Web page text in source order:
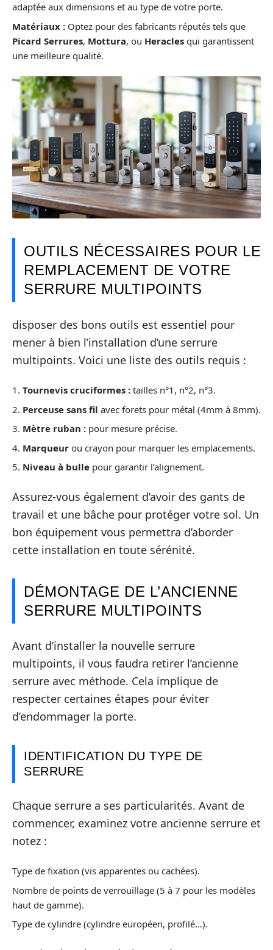
adaptée aux dimensions et au type de votre porte.
Matériaux : Optez pour des fabricants réputés tels que
Picard Serrures, Mottura, ou Heracles qui garantissent
une meilleure qualité.
OUTILS NÉCESSAIRES POUR LE
REMPLACEMENT DE VOTRE
SERRURE MULTIPOINTS
disposer des bons outils est essentiel pour
mener à bien l’installation d’une serrure
multipoints. Voici une liste des outils requis :
1. Tournevis cruciformes : tailles n°1, n°2, n°3.
2. Perceuse sans fil avec forets pour métal (4mm à 8mm).
3. Mètre ruban : pour mesure précise.
4. Marqueur ou crayon pour marquer les emplacements.
5. Niveau à bulle pour garantir l’alignement.
Assurez-vous également d’avoir des gants de
travail et une bâche pour protéger votre sol. Un
bon équipement vous permettra d’aborder
cette installation en toute sérénité.
DÉMONTAGE DE L’ANCIENNE
SERRURE MULTIPOINTS
Avant d’installer la nouvelle serrure
multipoints, il vous faudra retirer l’ancienne
serrure avec méthode. Cela implique de
respecter certaines étapes pour éviter
d’endommager la porte.
IDENTIFICATION DU TYPE DE
SERRURE
Chaque serrure a ses particularités. Avant de
commencer, examinez votre ancienne serrure et
notez :
Type de fixation (vis apparentes ou cachées).
Nombre de points de verrouillage (5 à 7 pour les modèles
haut de gamme).
Type de cylindre (cylindre européen, profilé…).